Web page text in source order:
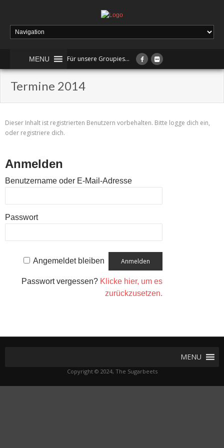
MENU Für unsere Groupies...
Termine 2014
Dieser Inhalt ist registrierten Benutzern vorbehalten. Bitte logge dich ein,
oder registriere dich.
Anmelden
Benutzername oder E-Mail-Adresse
Passwort
Angemeldet bleiben
Passwort vergessen? Klicke hier, um es
zurückzusetzen.
MENU
Copyright © 2024, The Sugarbeets